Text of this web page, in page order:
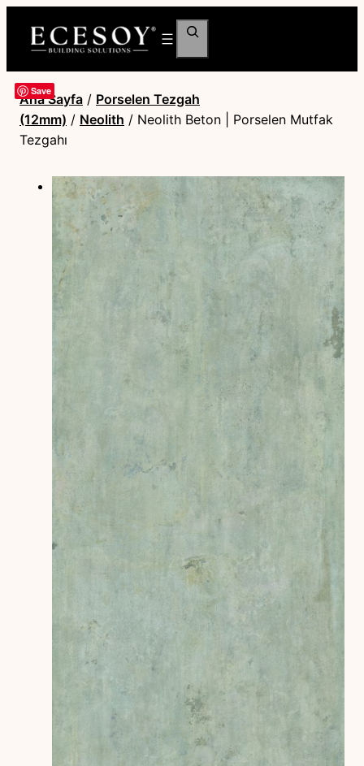
Ara
Save
Ana Sayfa / Porselen Tezgah
(12mm) / Neolith / Neolith Beton | Porselen Mutfak
Tezgahı